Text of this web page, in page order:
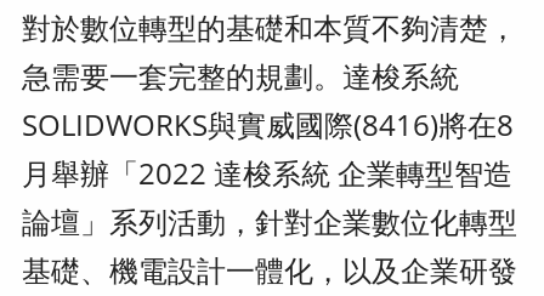
對於數位轉型的基礎和本質不夠清楚，
急需要一套完整的規劃。達梭系統
SOLIDWORKS與實威國際(8416)將在8
月舉辦「2022 達梭系統 企業轉型智造
論壇」系列活動，針對企業數位化轉型
基礎、機電設計一體化，以及企業研發